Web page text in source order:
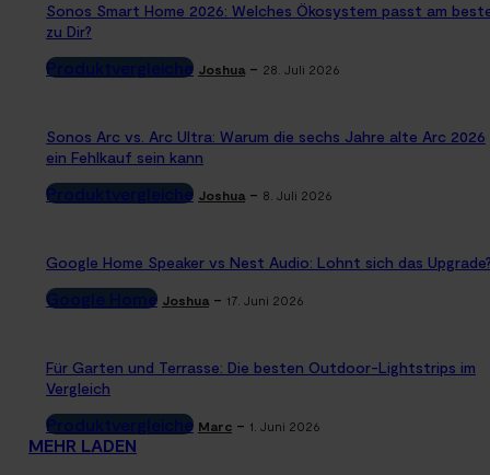
Sonos Smart Home 2026: Welches Ökosystem passt am
zu Dir?
Produktvergleiche Joshua - 28. Juli 2026
Sonos Arc vs. Arc Ultra: Warum die sechs Jahre alte Arc 2026
ein Fehlkauf sein kann
Produktvergleiche Joshua - 8. Juli 2026
Google Home Speaker vs Nest Audio: Lohnt sich das
Google Home Joshua - 17. Juni 2026
Für Garten und Terrasse: Die besten Outdoor-Lightstrips im
Vergleich
Produktvergleiche Marc - 1. Juni 2026
MEHR LADEN